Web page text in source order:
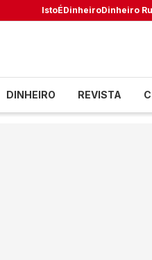
IstoÉDinheiroDinheiro
DINHEIRO REVISTA